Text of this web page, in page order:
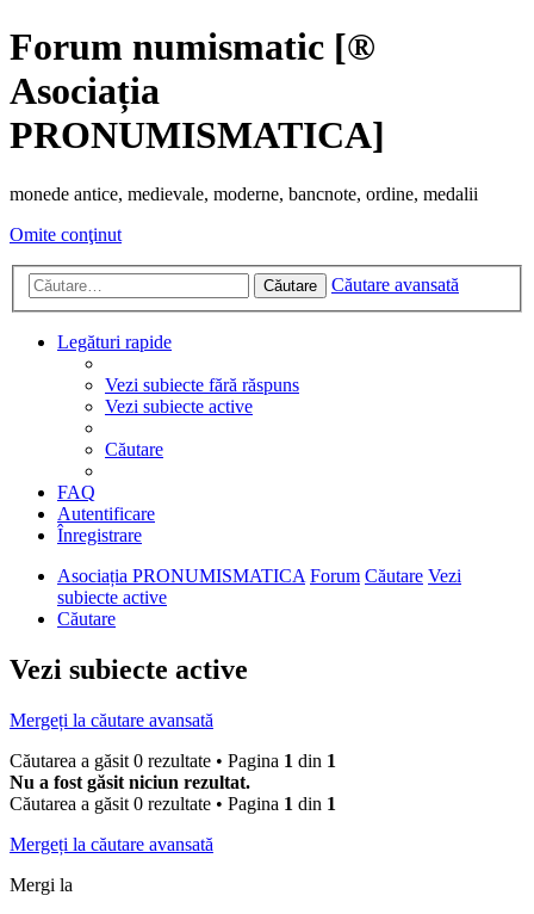
Forum numismatic [®
Asociația
PRONUMISMATICA]
monede antice, medievale, moderne, bancnote, ordine, medalii
Omite conţinut
Căutare Căutare avansată
Legături rapide
Vezi subiecte fără răspuns
Vezi subiecte active
Căutare
FAQ
Autentificare
Înregistrare
Asociația PRONUMISMATICA Forum Căutare Vezi
subiecte active
Căutare
Vezi subiecte active
Mergeți la căutare avansată
Căutarea a găsit 0 rezultate • Pagina 1 din 1
Nu a fost găsit niciun rezultat.
Căutarea a găsit 0 rezultate • Pagina 1 din 1
Mergeți la căutare avansată
Mergi la